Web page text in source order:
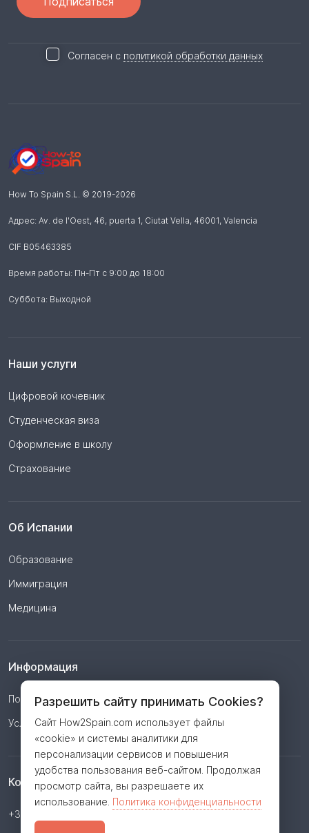
Согласен с политикой обработки данных
How To Spain S.L. © 2019-2026
Адрес: Av. de l'Oest, 46, puerta 1, Ciutat Vella, 46001, Valencia
CIF B05463385
Время работы: Пн-Пт с 9:00 до 18:00
Суббота: Выходной
Наши услуги
Цифровой кочевник
Студенческая виза
Оформление в школу
Страхование
Об Испании
Образование
Иммиграция
Медицина
Информация
Политика конфиденциальности
Условия
Контакты
+34 623 362 806
Разрешить сайту принимать Cookies?
Сайт How2Spain.com использует файлы
«cookie» и системы аналитики для
персонализации сервисов и повышения
удобства пользования веб-сайтом. Продолжая
просмотр сайта, вы разрешаете их
использование. Политика конфиденциальности